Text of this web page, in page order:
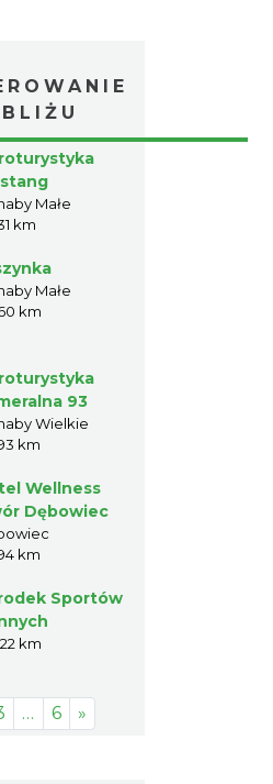
Małe
km
Małe
km
93
Wielkie
km
Wellness
Dębowiec
km
Sportów
km
… 6 »